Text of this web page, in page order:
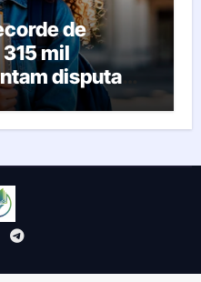
de
mil
disputa
o que acontece